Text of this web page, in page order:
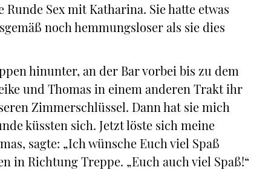
Sex mit Katharina. Sie hatte etwas
noch hemmungsloser als sie dies
hinunter, an der Bar vorbei bis zu dem
und Thomas in einem anderen Trakt ihr
Zimmerschlüssel. Dann hat sie mich
küssten sich. Jetzt löste sich meine
sagte: „Ich wünsche Euch viel Spaß
in Richtung Treppe. „Euch auch viel Spaß!“